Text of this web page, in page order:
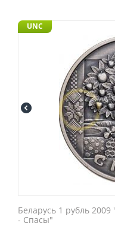
UNC
Беларусь 1 рубль
- Спасы"